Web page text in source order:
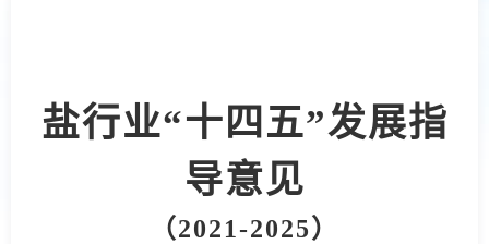
盐行业“十四五”发展指
导意见
（2021-2025）